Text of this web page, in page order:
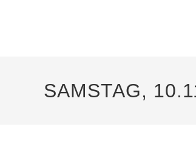
SAMSTAG,